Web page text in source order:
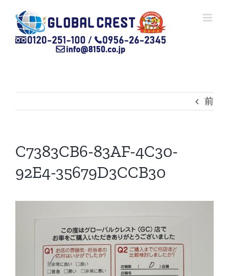
content
前
C7383CB6-83AF-4C30-
92E4-35679D3CCB30